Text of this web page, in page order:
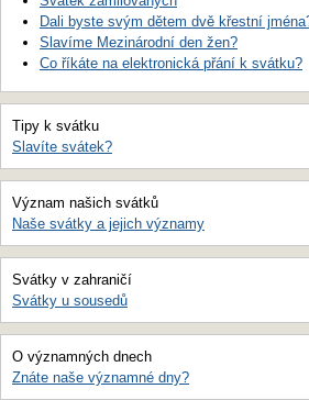
Dali byste svým dětem dvě křestní
Slavíme Mezinárodní den žen?
Co říkáte na elektronická přání k svátku?
Tipy k svátku
Slavíte svátek?
Význam našich svátků
Naše svátky a jejich významy
Svátky v zahraničí
Svátky u sousedů
O významných dnech
Znáte naše významné dny?